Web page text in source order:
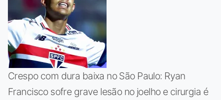
Crespo com dura baixa no São Paulo: Ryan
Francisco sofre grave lesão no joelho e cirurgia é